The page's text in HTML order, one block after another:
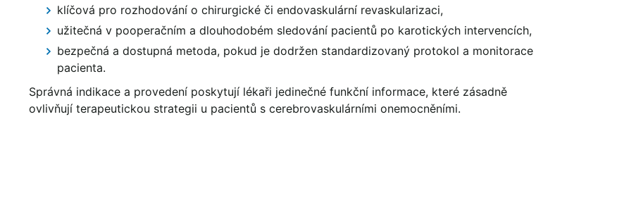
klíčová pro rozhodování o chirurgické či endovaskulární revaskularizaci,
užitečná v pooperačním a dlouhodobém sledování pacientů po karotických intervencích,
bezpečná a dostupná metoda, pokud je dodržen standardizovaný protokol a monitorace
pacienta.
Správná indikace a provedení poskytují lékaři jedinečné funkční informace, které zásadně
ovlivňují terapeutickou strategii u pacientů s cerebrovaskulárními onemocněními.